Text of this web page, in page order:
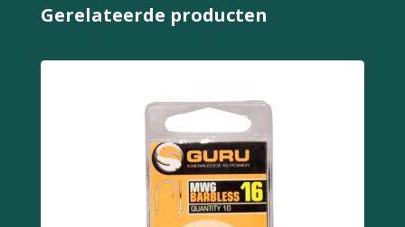
Gerelateerde producten